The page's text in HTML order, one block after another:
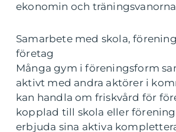
ekonomin och
Samarbete med skola,
företag
Många gym i föreningsform
aktivt med andra aktörer i
kan handla om friskvård för
kopplad till skola eller
erbjuda sina aktiva